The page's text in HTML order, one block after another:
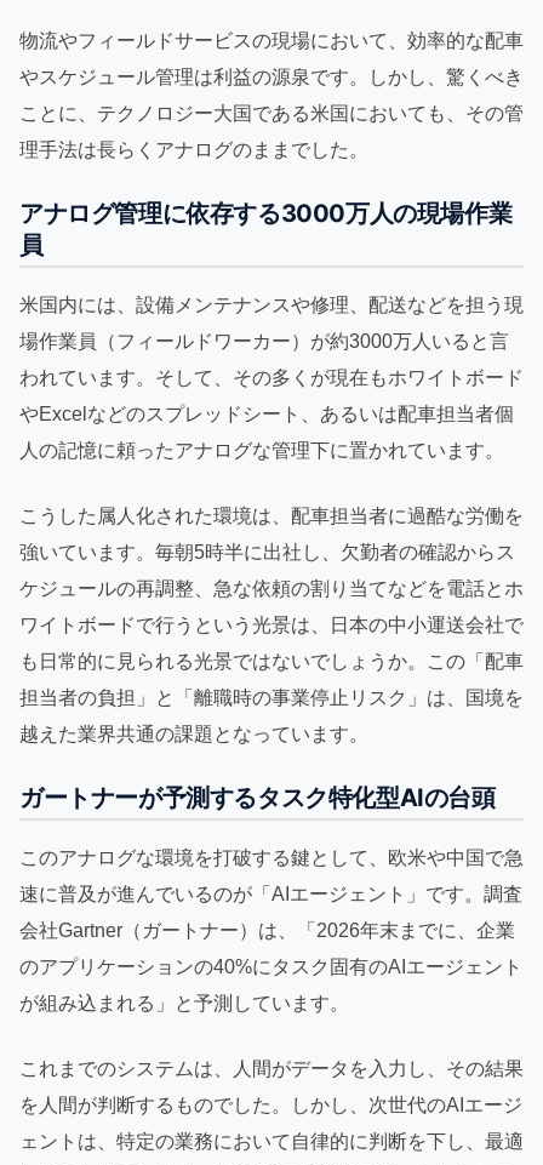
物流やフィールドサービスの現場において、効率的な配車
やスケジュール管理は利益の源泉です。しかし、驚くべき
ことに、テクノロジー大国である米国においても、その管
理手法は長らくアナログのままでした。
アナログ管理に依存する3000万人の現場作業
員
米国内には、設備メンテナンスや修理、配送などを担う現
場作業員（フィールドワーカー）が約3000万人いると言
われています。そして、その多くが現在もホワイトボード
やExcelなどのスプレッドシート、あるいは配車担当者個
人の記憶に頼ったアナログな管理下に置かれています。
こうした属人化された環境は、配車担当者に過酷な労働を
強いています。毎朝5時半に出社し、欠勤者の確認からス
ケジュールの再調整、急な依頼の割り当てなどを電話とホ
ワイトボードで行うという光景は、日本の中小運送会社で
も日常的に見られる光景ではないでしょうか。この「配車
担当者の負担」と「離職時の事業停止リスク」は、国境を
越えた業界共通の課題となっています。
ガートナーが予測するタスク特化型AIの台頭
このアナログな環境を打破する鍵として、欧米や中国で急
速に普及が進んでいるのが「AIエージェント」です。調査
会社Gartner（ガートナー）は、「2026年末までに、企業
のアプリケーションの40%にタスク固有のAIエージェント
が組み込まれる」と予測しています。
これまでのシステムは、人間がデータを入力し、その結果
を人間が判断するものでした。しかし、次世代のAIエージ
ェントは、特定の業務において自律的に判断を下し、最適